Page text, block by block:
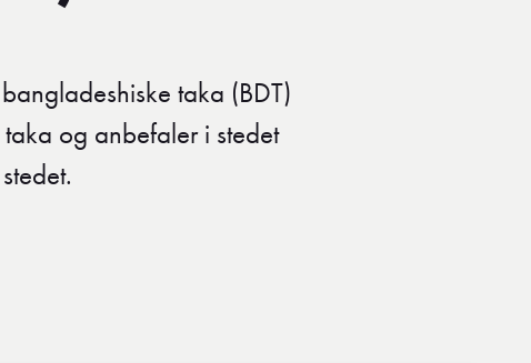
taka (BDT)
og anbefaler i stedet